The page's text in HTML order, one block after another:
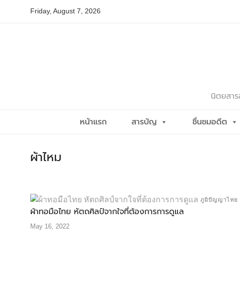
Friday, August 7, 2026
นิตยสา
หน้าแรก สารบัญ ชื่นชมอดีต
ผ้าไหม
ภูมิปัญญาไทย
ผ้าทอมือไทย หัตถศิลป์จากใจที่ต้องการการดูแล
May 16, 2022